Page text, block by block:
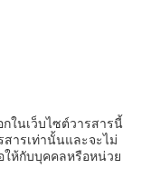
ในเว็บไซต์วารสารนี้
ารเท่านั้นและจะไม่
ให้กับบุคคลหรือหน่วย